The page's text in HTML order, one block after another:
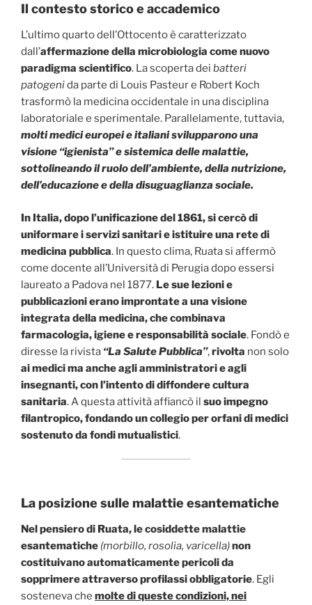
Il contesto storico e accademico
L’ultimo quarto dell’Ottocento è caratterizzato
dall’affermazione della microbiologia come nuovo
paradigma scientifico. La scoperta dei batteri
patogenida parte di Louis Pasteur e Robert Koch
trasformò la medicina occidentale in una disciplina
laboratoriale e sperimentale. Parallelamente, tuttavia,
molti medici europei e italiani svilupparono una
visione “igienista” e sistemica delle malattie,
sottolineando il ruolo dell’ambiente, della nutrizione,
dell’educazione e della disuguaglianza sociale.
In Italia, dopo l’unificazione del 1861, si cercò di
uniformare i servizi sanitari e istituire una rete di
medicina pubblica. In questo clima, Ruata si affermò
come docente all’Università di Perugia dopo essersi
laureato a Padova nel 1877. Le sue lezioni e
pubblicazioni erano improntate a una visione
integrata della medicina, che combinava
farmacologia, igiene e responsabilità sociale. Fondò e
diresse la rivista “La Salute Pubblica”,rivolta non solo
ai medici ma anche agli amministratori e agli
insegnanti, con l’intento di diffondere cultura
sanitaria. A questa attività affiancò il suo impegno
filantropico, fondando un collegio per orfani di medici
sostenuto da fondi mutualistici.
La posizione sulle malattie esantematiche
Nel pensiero di Ruata, le cosiddette malattie
esantematiche (morbillo, rosolia, varicella)non
costituivano automaticamente pericoli da
sopprimere attraverso profilassi obbligatorie. Egli
sosteneva che molte di queste condizioni, nei